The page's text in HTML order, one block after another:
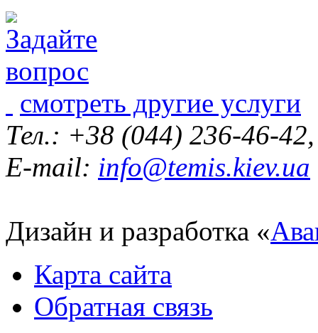
смотреть другие услуги
Тел.: +38 (044) 236-46-
E-mail: info@temis.kiev.ua
Дизайн и разработка «
Карта сайта
Обратная связь